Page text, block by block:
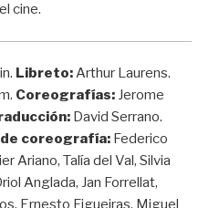
cine.
Libreto:Arthur Laurens.
Coreografías: Jerome
David Serrano.
coreografía: Federico
Ariano, Talía del Val, Silvia
Anglada, Jan Forrellat,
Ernesto Figueiras, Miguel